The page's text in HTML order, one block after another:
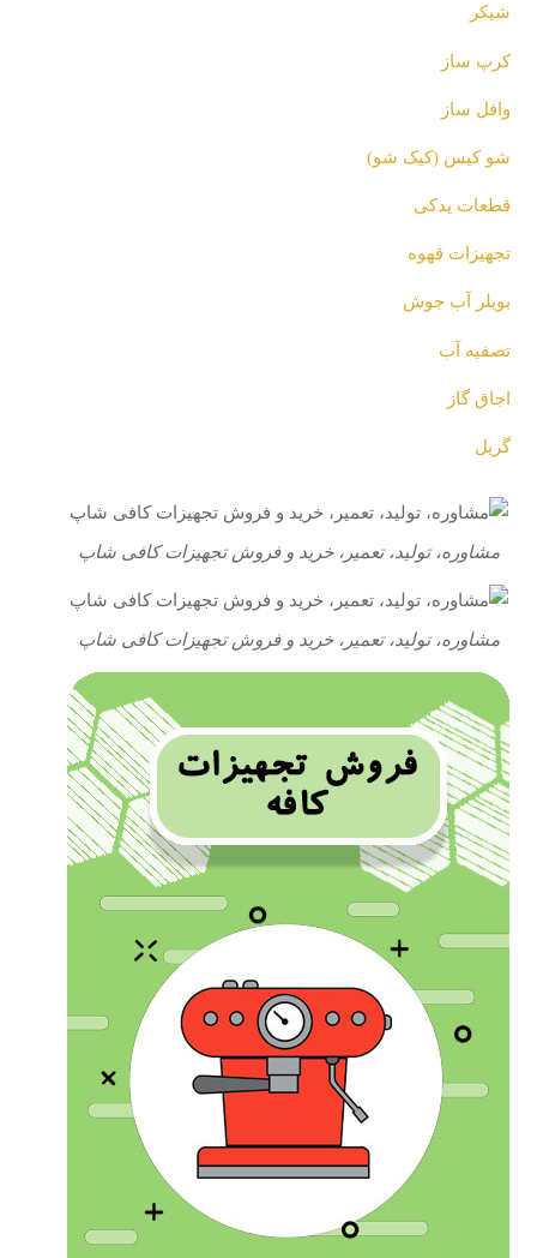
شیکر
کرپ ساز
وافل ساز
شو کیس (کیک شو)
قطعات یدکی
تجهیزات قهوه
بویلر آب جوش
تصفیه آب
اجاق گاز
گریل
مشاوره، تولید، تعمیر، خرید و فروش تجهیزات کافی شاپ
مشاوره، تولید، تعمیر، خرید و فروش تجهیزات کافی شاپ